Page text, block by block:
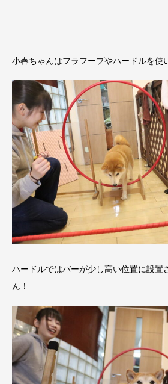
小春ちゃんはフラフープやハードルを使
ハードルではバーが少し高い位置に設置
ん！